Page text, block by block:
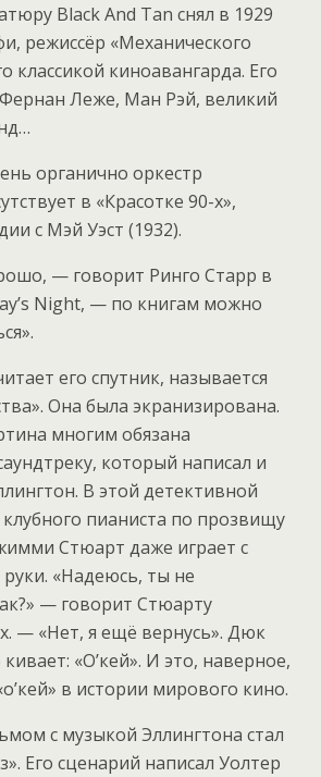
Black And Tan снял в 1929
режиссёр «Механического
классикой киноавангарда. Его
Леже, Ман Рэй, великий
органично оркестр
в «Красотке 90-х»,
с Мэй Уэст (1932).
— говорит Ринго Старр в
Night, — по книгам можно
его спутник, называется
Она была экранизирована.
многим обязана
который написал и
В этой детективной
пианиста по прозвищу
Стюарт даже играет с
«Надеюсь, ты не
— говорит Стюарту
— «Нет, я ещё вернусь». Дюк
«О’кей». И это, наверное,
в истории мирового кино.
с музыкой Эллингтона стал
Его сценарий написал Уолтер